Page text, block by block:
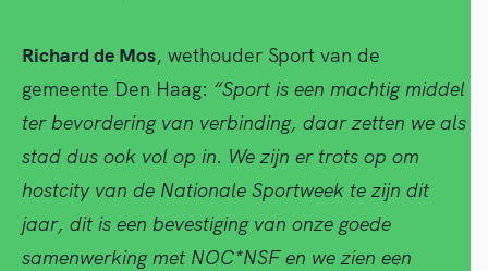
Richard de Mos, wethouder Sport van de
gemeente Den Haag: “Sport is een machtig middel
ter bevordering van verbinding, daar zetten we als
stad dus ook vol op in. We zijn er trots op om
hostcity van de Nationale Sportweek te zijn dit
jaar, dit is een bevestiging van onze goede
samenwerking met NOC*NSF en we zien een